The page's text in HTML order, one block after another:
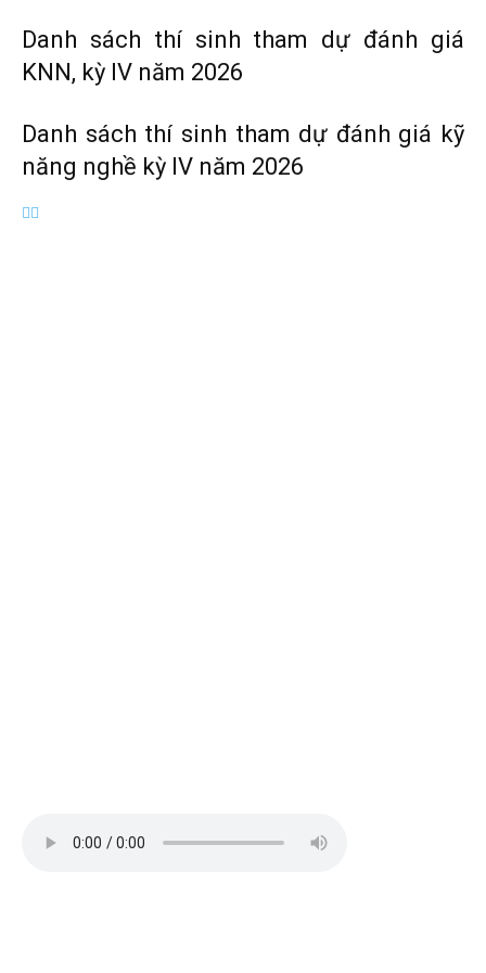
Danh sách thí sinh tham dự đánh giá
KNN, kỳ IV năm 2026
Danh sách thí sinh tham dự đánh giá kỹ
năng nghề kỳ IV năm 2026